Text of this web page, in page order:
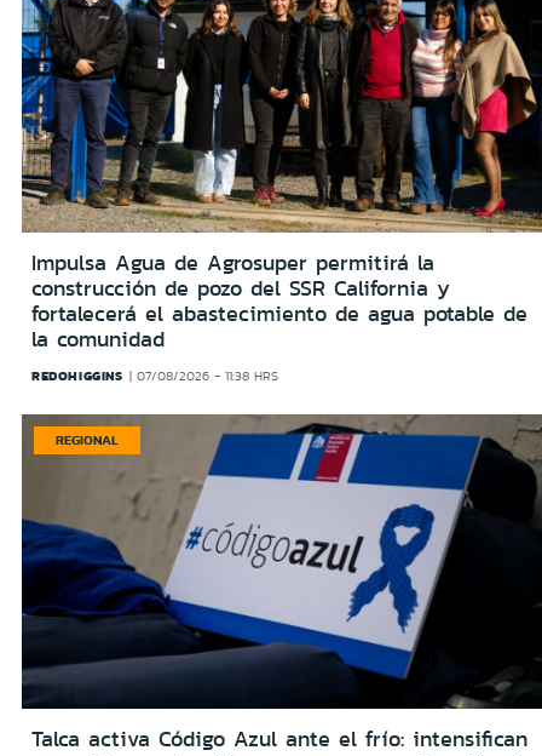
Impulsa Agua de Agrosuper permitirá la
construcción de pozo del SSR California y
fortalecerá el abastecimiento de agua potable de
la comunidad
REDOHIGGINS 07/08/2026 - 11:38 HRS
REGIONAL
Talca activa Código Azul ante el frío: intensifican